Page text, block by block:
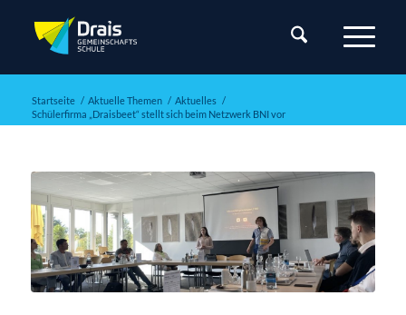
Startseite / Aktuelle Themen / Aktuelles /
Schülerfirma „Draisbeet“ stellt sich beim Netzwerk BNI vor